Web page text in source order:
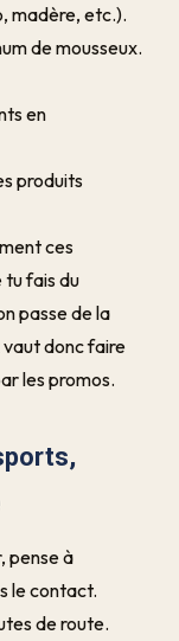
madère, etc.).
de mousseux.
en
produits
ces
tu fais du
passe de la
vaut donc faire
les promos.
pense à
le contact.
de route.